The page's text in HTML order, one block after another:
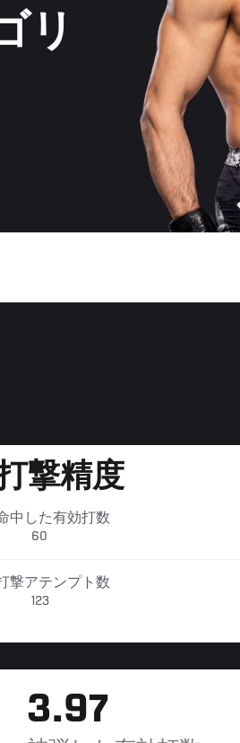
リ
撃精度
中した有効打数
60
撃アテンプト数
123
3.97